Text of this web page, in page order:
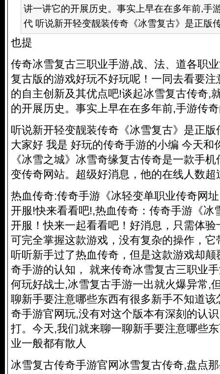
讲一讲它的开展历史。事实上早在在多年前,手
代 听说新开轻变靓装传奇《冰雪复古》是正版
也提
传奇冰雪复古三职业手游,战、法、道各职
复古版的游戏好玩不好玩呢！一同去看要
的自主创新及其优点吧!谈起冰雪复古传奇,
的开展历史。事实上早在在多年前,手游传
听说新开轻变靓装传奇《冰雪复古》是正
大家好 我是 好玩的传奇手游的小编 今天和
《冰雪之城》冰雪奇缘复古传奇是一款手
变传奇网站。超级好消息，他的在线人数超
热血传奇:传奇手游《冰轻变单职业传奇网
开服!快来看看吧!,热血传奇：传奇手游《冰
开服！快来一起看看吧！好消息，只需体
可完全掌握这款游戏，没有复杂的操作，
听听新手过了热血传奇，但是这款游戏却
奇手游的认知， 就来传奇冰雪复古三职业
何玩好战士,冰雪复古手游一出就火爆异常,
聊新手要注意哪些东西有很多新手不知道
奇手游官网玩,没有对这个版本有深刻的认
打。今天,我们就来聊一聊新手要注意哪些
业一般都有散人
冰雪复古传奇手游官网冰雪复古传奇,盘点